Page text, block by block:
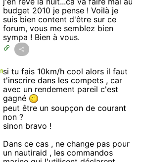
budget 2010 je pense ! Voilà je
suis bien content d'être sur ce
forum, vous me semblez bien
sympa ! Bien à vous.
si tu fais 10km/h cool alors il faut
t'inscrire dans les compets , car
avec un rendement pareil c'est
gagné
peut être un soupçon de courant
non ?
sinon bravo !
Dans ce cas , ne change pas pour
un nautiraid , les commandos